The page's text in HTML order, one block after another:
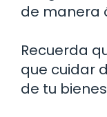
de manera
Recuerda
que cuidar
de tu